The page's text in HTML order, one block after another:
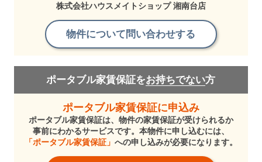
株式会社ハウスメイトショップ 湘南台店
物件について問い合わせする
ポータブル家賃保証をお持ちでない方
ポータブル家賃保証に申込み
ポータブル家賃保証は、物件の家賃保証が受けられるか
事前にわかるサービスです。本物件に申し込むには、
「ポータブル家賃保証」 への申し込みが必要になります。